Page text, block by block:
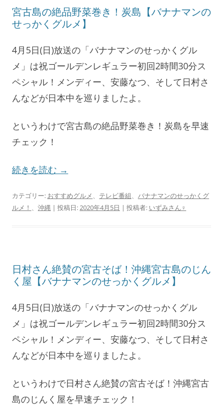
宮古島の絶品野菜巻き！炭島【バナナマンの
せっかくグルメ】
4月5日(日)放送の「バナナマンのせっかくグル
メ」は祝ゴールデンレギュラー初回2時間30分ス
ペシャル！メンディー、安藤なつ、そして日村さ
んなどが日本中を巡りましたよ。
というわけで宮古島の絶品野菜巻き！炭島を早速
チェック！
続きを読む →
カテゴリー: おすすめグルメ、 テレビ番組、 バナナマンのせっかくグ
ルメ！ 、 沖縄 | 投稿日:2020年4月5日 | 投稿者: いずみさん♀
日村さん絶賛の宮古そば！沖縄宮古島のじん
く屋【バナナマンのせっかくグルメ】
4月5日(日)放送の「バナナマンのせっかくグル
メ」は祝ゴールデンレギュラー初回2時間30分ス
ペシャル！メンディー、安藤なつ、そして日村さ
んなどが日本中を巡りましたよ。
というわけで日村さん絶賛の宮古そば！沖縄宮古
島のじんく屋を早速チェック！